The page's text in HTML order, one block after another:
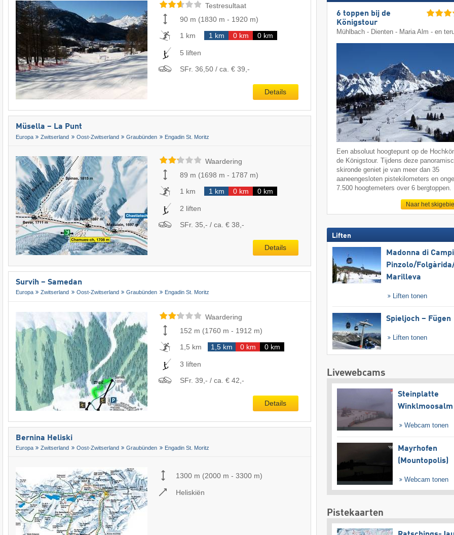
Testresultaat
90 m (1830 m - 1920 m)
1 km
1 km 0 km 0 km
5 liften
SFr. 36,50 / ca. € 39,-
Details
Müsella – La Punt
Europa Zwitserland Oost-Zwitserland Graubünden Engadin St. Moritz
Waardering
89 m (1698 m - 1787 m)
1 km
1 km 0 km 0 km
2 liften
SFr. 35,- / ca. € 38,-
Details
Survih – Samedan
Europa Zwitserland Oost-Zwitserland Graubünden Engadin St. Moritz
Waardering
152 m (1760 m - 1912 m)
1,5 km
1,5 km 0 km 0 km
3 liften
SFr. 39,- / ca. € 42,-
Details
Bernina Heliski
Europa Zwitserland Oost-Zwitserland Graubünden Engadin St. Moritz
1300 m (2000 m - 3300 m)
Heliskiën
6 toppen bij de
Königstour
Mühlbach - Dienten - Maria Alm - en
Een absoluut hoogtepunt op de
de Königstour. Tijdens deze
skironde geniet je van meer dan 35
aaneengesloten pistekilometers en
7.500 hoogtemeters over 6 bergtoppen.
Naar het
Liften
Madonna di
Pinzolo/​
Marilleva
Liften tonen
Spieljoch – Fügen
Liften tonen
Livewebcams
Steinplatte
Winklmoosalm
Webcam tonen
Mayrhofen
(Mountopolis)
Webcam tonen
Pistekaarten